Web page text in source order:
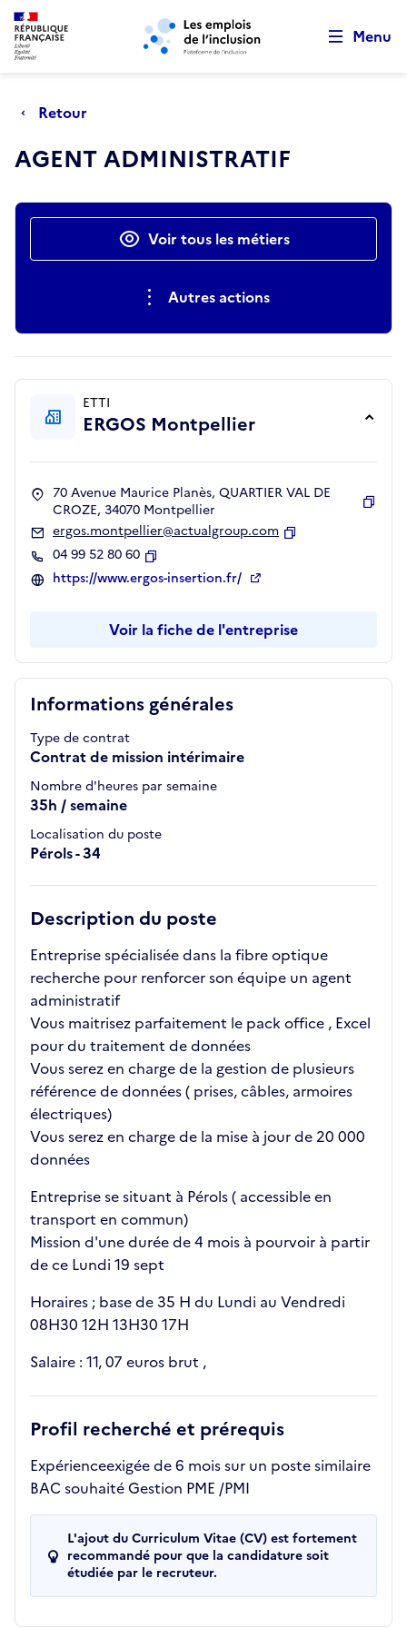
Aller au menu principal Aller au contenu principal
Menu
Retour
AGENT ADMINISTRATIF
Actions rapidesVoir tous les métiers
Autres actions
Informations générales
Type de contrat
Contrat de mission intérimaire
Nombre d'heures par semaine
35h / semaine
Localisation du poste
Pérols - 34
Description du poste
Entreprise spécialisée dans la fibre optique
recherche pour renforcer son équipe un agent
administratif
Vous maitrisez parfaitement le pack office , Excel
pour du traitement de données
Vous serez en charge de la gestion de plusieurs
référence de données ( prises, câbles, armoires
électriques)
Vous serez en charge de la mise à jour de 20 000
données
Entreprise se situant à Pérols ( accessible en
transport en commun)
Mission d'une durée de 4 mois à pourvoir à partir
de ce Lundi 19 sept
Horaires ; base de 35 H du Lundi au Vendredi
08H30 12H 13H30 17H
Salaire : 11, 07 euros brut ,
Profil recherché et prérequis
Expérienceexigée de 6 mois sur un poste similaire
BAC souhaité Gestion PME /PMI
L'ajout du Curriculum Vitae (CV) est fortement
recommandé pour que la candidature soit
étudiée par le recruteur.
ETTI
ERGOS Montpellier
70 Avenue Maurice Planès, QUARTIER VAL DE
CROZE, 34070 Montpellier
ergos.montpellier@actualgroup.com
04 99 52 80 60
Copier
https://www.ergos-insertion.fr/
Voir la fiche de l'entreprise
Retour au début de la page
Panneau de gestion des cookies